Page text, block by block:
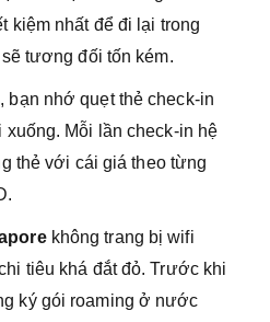
kiệm nhất để đi lại trong
tương đối tốn kém.
bạn nhớ quẹt thẻ check-in
xuống. Mỗi lần check-in hệ
thẻ với cái giá theo từng
không trang bị wifi
tiêu khá đắt đỏ. Trước khi
ký gói roaming ở nước